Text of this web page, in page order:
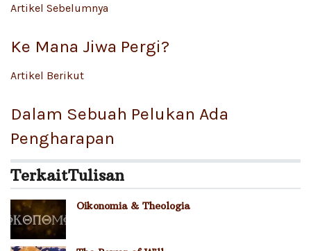
Artikel Sebelumnya
Ke Mana Jiwa Pergi?
Artikel Berikut
Dalam Sebuah Pelukan Ada
Pengharapan
TerkaitTulisan
Oikonomia & Theologia